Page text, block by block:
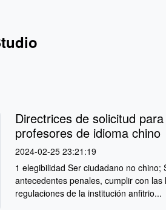
Directrices de solicitud
profesores de idioma chino
2024-02-25 23:21:19
1 elegibilidad Ser ciudadano no
antecedentes penales, cumplir con
regulaciones de la institución anfitrio...